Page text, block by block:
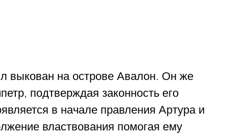
выкован на острове Авалон. Он же
подтверждая законность его
в начале правления Артура и
властвования помогая ему